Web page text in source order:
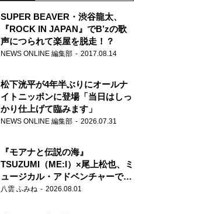
SUPER BEAVER・渋谷龍太、
『ROCK IN JAPAN』でB’zの歌
声につられて楽屋を脱走！？
NEWS ONLINE 編集部 2017.08.14
松下洸平が4年半ぶりにオールナ
イトニッポンに登場「当日はしっ
かり仕上げて臨みます」
NEWS ONLINE 編集部 2026.07.31
『モアナと伝説の海』
TSUZUMI（ME:I）×尾上松也、ミ
ュージカル・アドベンチャーで美
声を響かせる
八雲 ふみね 2026.08.01